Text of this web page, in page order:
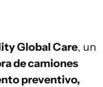
Global Care, un
de camiones
preventivo,